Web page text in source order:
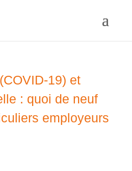
19) et
: quoi de neuf
employeurs